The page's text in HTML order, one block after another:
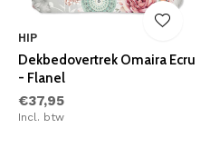
HIP
Dekbedovertrek Omaira Ecru
- Flanel
€37,95
Incl. btw